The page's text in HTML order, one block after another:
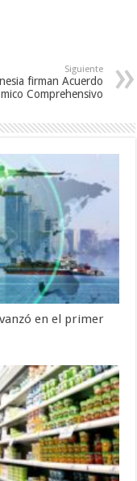
Siguiente
firman Acuerdo
Comprehensivo
en el primer